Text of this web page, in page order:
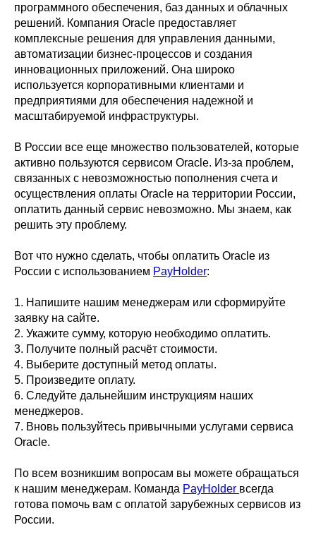
программного обеспечения, баз данных и облачных
решений. Компания Oracle предоставляет
комплексные решения для управления данными,
автоматизации бизнес-процессов и создания
инновационных приложений. Она широко
используется корпоративными клиентами и
предприятиями для обеспечения надежной и
масштабируемой инфраструктуры.
В России все еще множество пользователей, которые
активно пользуются сервисом Oracle. Из-за проблем,
связанных с невозможностью пополнения счета и
осуществления оплаты Oracle на территории России,
оплатить данный сервис невозможно. Мы знаем, как
решить эту проблему.
Вот что нужно сделать, чтобы оплатить Oracle из
России с использованием PayHolder:
1. Напишите нашим менеджерам или сформируйте
заявку на сайте.
2. Укажите сумму, которую необходимо оплатить.
3. Получите полный расчёт стоимости.
4. Выберите доступный метод оплаты.
5. Произведите оплату.
6. Следуйте дальнейшим инструкциям наших
менеджеров.
7. Вновь пользуйтесь привычными услугами сервиса
Oracle.
По всем возникшим вопросам вы можете обращаться
к нашим менеджерам. Команда PayHolder всегда
готова помочь вам с оплатой зарубежных сервисов из
России.